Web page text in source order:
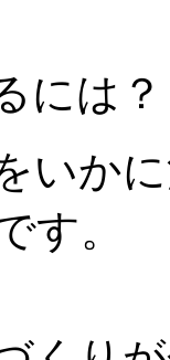
には？
いか
す。